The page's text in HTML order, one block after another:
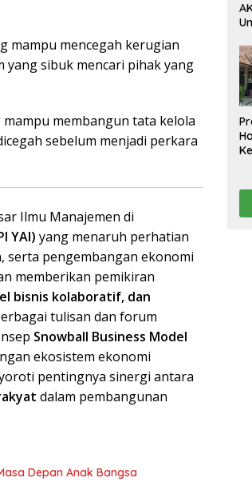
mampu mencegah kerugian
yang sibuk mencari pihak yang
membangun tata kelola
sebelum menjadi perkara
Ilmu Manajemen di
YAI) yang menaruh perhatian
serta pengembangan ekonomi
memberikan pemikiran
bisnis kolaboratif, dan
tulisan dan forum
Snowball Business Model
ekosistem ekonomi
pentingnya sinergi antara
dalam pembangunan
Depan Anak Bangsa